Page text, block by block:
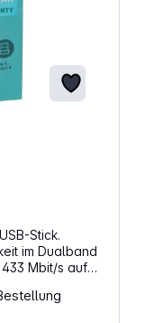
Stick.
Mbit/s auf 5
höhere